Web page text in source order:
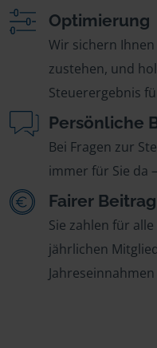
Optimierung
Wir sichern
zustehen, und
Steuerergebnis
Persönliche
Bei Fragen zur
immer für Sie da
Fairer Beitrag
Sie zahlen für
jährlichen